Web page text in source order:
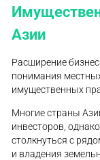
Азии
Расширение
понимания
имущественных
Многие страны
инвесторов,
столкнуться с
и владения